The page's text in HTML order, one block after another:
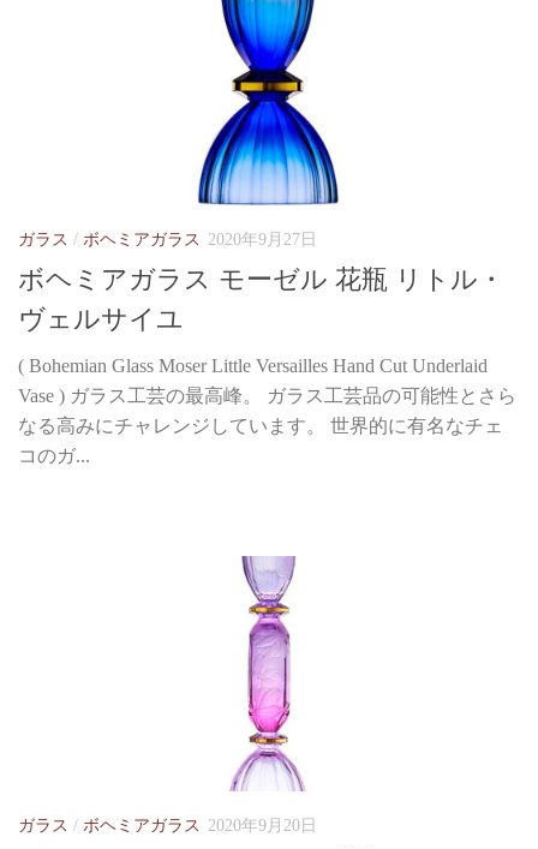
ガラス / ボヘミアガラス 2020年9月27日
ボヘミアガラス モーゼル 花瓶 リトル・
ヴェルサイユ
( Bohemian Glass Moser Little Versailles Hand Cut Underlaid
Vase ) ガラス工芸の最高峰。 ガラス工芸品の可能性とさら
なる高みにチャレンジしています。 世界的に有名なチェ
コのガ...
ガラス / ボヘミアガラス 2020年9月20日